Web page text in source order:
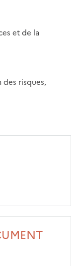
et de la
risques,